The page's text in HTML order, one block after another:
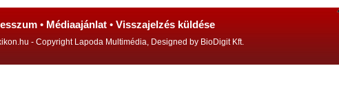
• Médiaajánlat • Visszajelzés küldése
- Copyright Lapoda Multimédia, Designed by BioDigit Kft.